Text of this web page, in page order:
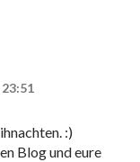
:)
Blog und eure